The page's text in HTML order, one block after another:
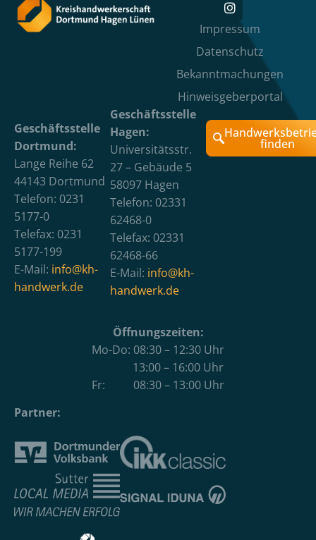
Impressum
Datenschutz
Bekanntmachungen
Hinweisgeberportal
Geschäftsstelle
Dortmund:
Lange Reihe 62
44143 Dortmund
Telefon: 0231
5177-0
Telefax: 0231
5177-199
E-Mail: info@kh-
handwerk.de
Geschäftsstelle
Hagen:
Universitätsstr.
27 – Gebäude 5
58097 Hagen
Telefon: 02331
62468-0
Telefax: 02331
62468-66
E-Mail: info@kh-
handwerk.de
finden
Öffnungszeiten:
Mo-Do: 08:30 – 12:30 Uhr
13:00 – 16:00 Uhr
Fr: 08:30 – 13:00 Uhr
Partner: